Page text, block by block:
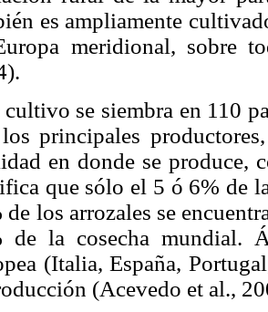
es ampliamente
meridional, sobre
cultivo se siembra en 110
principales
en donde se produce,
que sólo el 5 ó 6% de
de los arrozales se
de la cosecha mundial.
(Italia, España,
(Acevedo et al.,